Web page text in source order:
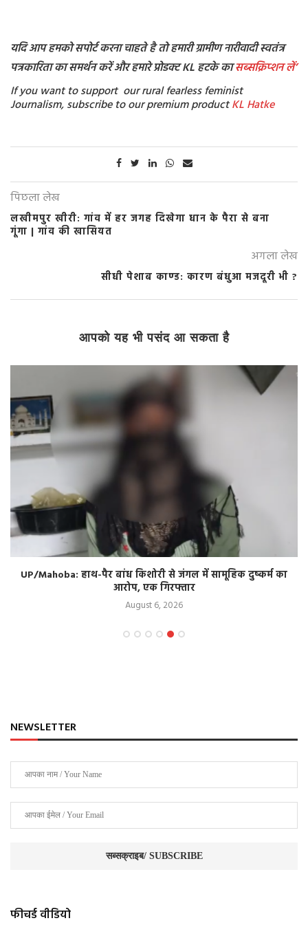
यदि आप हमको सपोर्ट करना चाहते है तो हमारी ग्रामीण नारीवादी स्वतंत्र
पत्रकारिता का समर्थन करें और हमारे प्रोडक्ट KL हटके कासब्सक्रिप्शनलें’
If you want to support our rural fearless feminist
Journalism, subscribe to our premium productKL Hatke
पिछला लेख
लखीमपुर खीरी: गांव में हर जगह दिखेगा धान के पैरा से बना
गूंगा | गांव की खासियत
अगला लेख
सीधी पेशाब काण्ड: कारण बंधुआ मजदूरी भी ?
आपको यह भी पसंद आ सकता है
Bihar News: मसौढ़ी के वार्ड-1 में तीन साल से नल का कनेक्शन,
एक बूंद पानी नहीं
August 5, 2026
NEWSLETTER
फीचर्ड वीडियो